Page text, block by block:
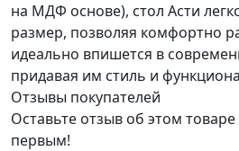
на МДФ основе), стол Асти
размер, позволяя комфортно
идеально впишется в
придавая им стиль и
Отзывы покупателей
Оставьте отзыв об этом
первым!